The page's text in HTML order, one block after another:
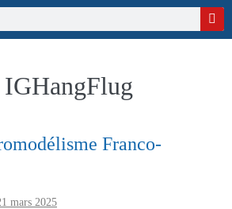
IGHangFlug
Franco-
mars 2025